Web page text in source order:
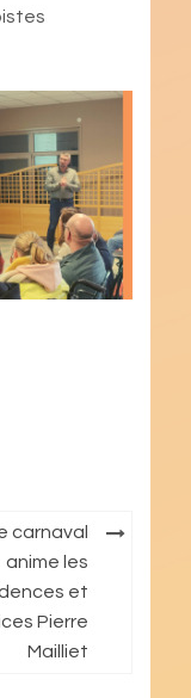
carnaval
anime les
et
Pierre
Mailliet